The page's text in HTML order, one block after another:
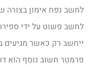
לחשב פשוט על ידי
ייחשב רק כאשר מגיעים
פרמטר חשוב נוסף הוא